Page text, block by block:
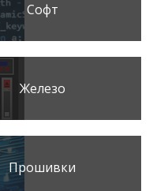
Софт
Железо
Прошивки